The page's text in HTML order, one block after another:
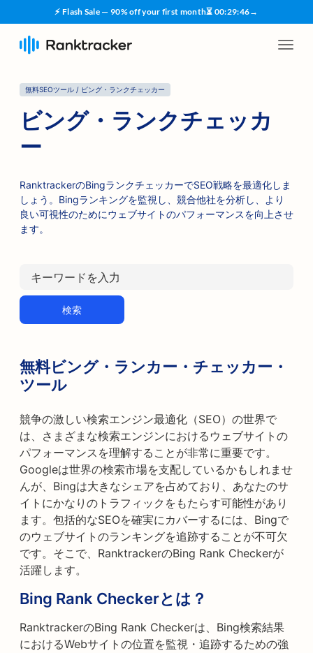
⚡ Flash Sale — 90% off your first month⏳ 00:29:45→
無料SEOツール / ビング・ランクチェッカー
ビング・ランクチェッカ
ー
RanktrackerのBingランクチェッカーでSEO戦略を最適化しま
しょう。Bingランキングを監視し、競合他社を分析し、より
良い可視性のためにウェブサイトのパフォーマンスを向上させ
ます。
検索
無料ビング・ランカー・チェッカー・
ツール
競争の激しい検索エンジン最適化（SEO）の世界で
は、さまざまな検索エンジンにおけるウェブサイトの
パフォーマンスを理解することが非常に重要です。
Googleは世界の検索市場を支配しているかもしれませ
んが、Bingは大きなシェアを占めており、あなたのサ
イトにかなりのトラフィックをもたらす可能性があり
ます。包括的なSEOを確実にカバーするには、Bingで
のウェブサイトのランキングを追跡することが不可欠
です。そこで、RanktrackerのBing Rank Checkerが
活躍します。
Bing Rank Checkerとは？
RanktrackerのBing Rank Checkerは、Bing検索結果
におけるWebサイトの位置を監視・追跡するための強